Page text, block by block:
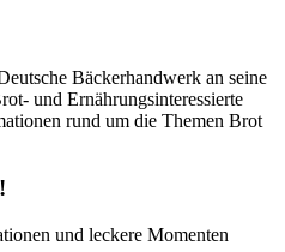
Bäckerhandwerk an seine
und Ernährungsinteressierte
rund um die Themen Brot
und leckere Momenten